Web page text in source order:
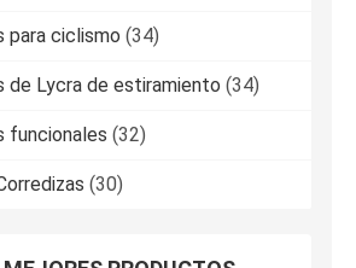
para ciclismo (34)
de Lycra de estiramiento (34)
funcionales (32)
(30)